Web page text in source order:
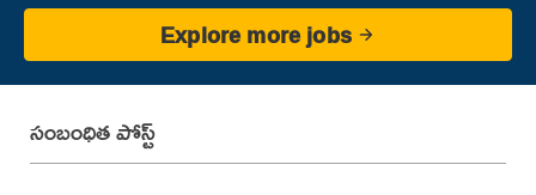
Explore more jobs
సంబంధిత పోస్ట్